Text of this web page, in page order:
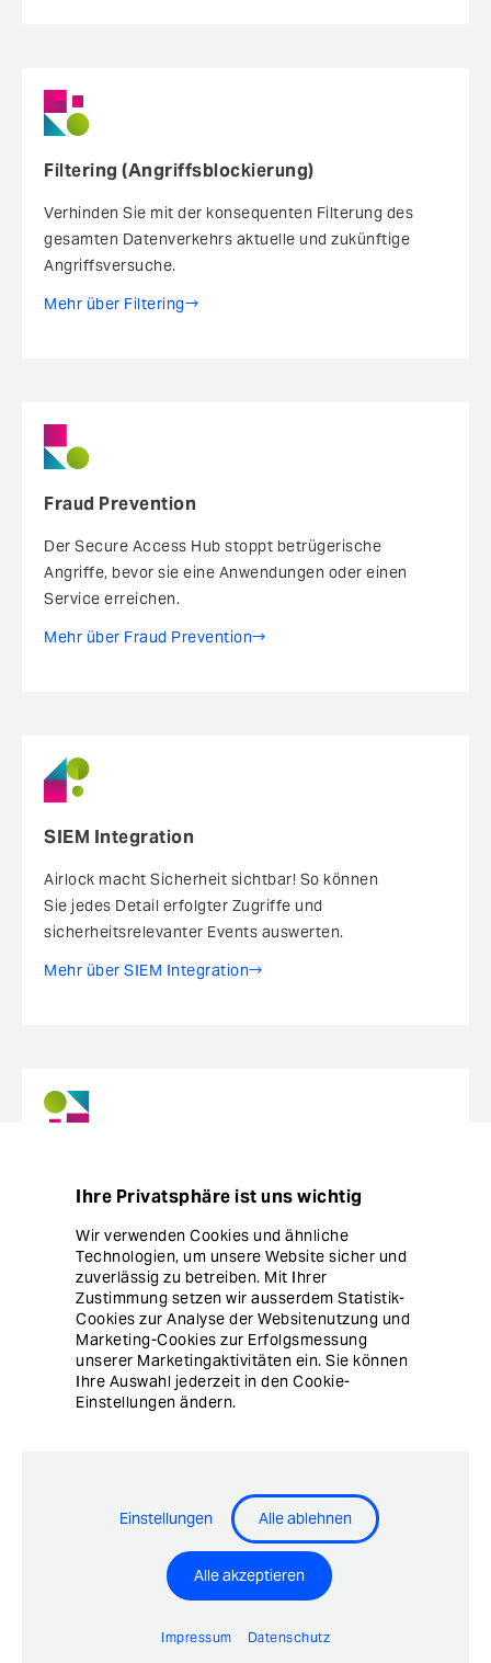
Filtering (Angriffsblockierung)
Verhinden Sie mit der konsequenten Filterung des
gesamten Datenverkehrs aktuelle und zukünftige
Angriffsversuche.
Mehr über Filtering
Fraud Prevention
Der Secure Access Hub stoppt betrügerische
Angriffe, bevor sie eine Anwendungen oder einen
Service erreichen.
Mehr über Fraud Prevention
SIEM Integration
Airlock macht Sicherheit sichtbar! So können
Sie jedes Detail erfolgter Zugriffe und
sicherheitsrelevanter Events auswerten.
Mehr über SIEM Integration
Secure now, fix later. Dank Server-Virtualisierung
lassen sich Patches schnell einspielen.
Mehr über Virtual Patching
Airlock bietet durchgängigen Schutz – vom mobilen
Endgerät bis zur REST-API-Schnittstelle auf dem
Ihre Privatsphäre ist uns wichtig
Wir verwenden Cookies und ähnliche
Technologien, um unsere Website sicher und
zuverlässig zu betreiben. Mit Ihrer
Zustimmung setzen wir ausserdem Statistik-
Cookies zur Analyse der Websitenutzung und
Marketing-Cookies zur Erfolgsmessung
unserer Marketingaktivitäten ein. Sie können
Ihre Auswahl jederzeit in den Cookie-
Einstellungen ändern.
Einstellungen Alle ablehnen
Alle akzeptieren
Impressum Datenschutz